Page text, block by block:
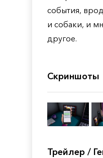
события,
и собаки, и
другое.
Скриншоты
Трейлер /